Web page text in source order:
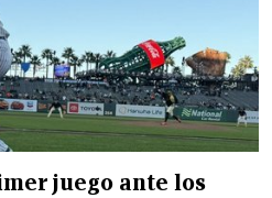
juego ante los